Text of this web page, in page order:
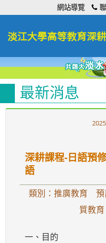
網站導覽
淡江大學高等教育深
最新消息
深耕課程-日語預
語
類別：推廣教育
質教
一、目的